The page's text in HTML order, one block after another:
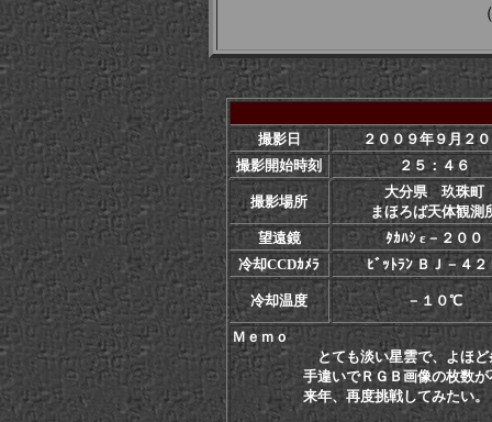
撮影日
２００９年９月２
撮影開始時刻
２５：４６
撮影場所
大分県 玖珠町
まほろば天体観測
望遠鏡
ﾀｶﾊｼ ε－２００
冷却CCDｶﾒﾗ
ﾋﾞｯﾄﾗﾝ ＢＪ－４２
冷却温度 －１０℃
Ｍｅｍｏ
とても淡い星雲で、よほ
手違いでＲＧＢ画像の枚数が不足
来年、再度挑戦してみたい。